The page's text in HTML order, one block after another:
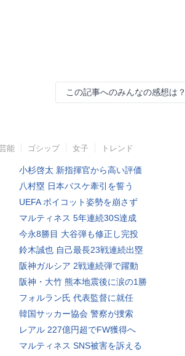
この記事へのみんなの感想は？
能 ゴシップ 女子 トレンド
小杉啓太 新指揮官から高い評価
八村塁 日本バスケ牽引を誓う
UEFA ボイコット姿勢を崩さず
マルティネス 5年連続30S達成
今永8勝目 大谷弾も修正し完投
鈴木誠也 自己最長23戦連続出塁
阪神ガルシア 2戦連続弾で躍動
阪神・大竹 熊本地震後に涙の1勝
フォルラン氏 代表監督に就任
韓国サッカー協会 警察が捜索
レアル 227億円超でFW獲得へ
マルティネス SNS被害を訴える